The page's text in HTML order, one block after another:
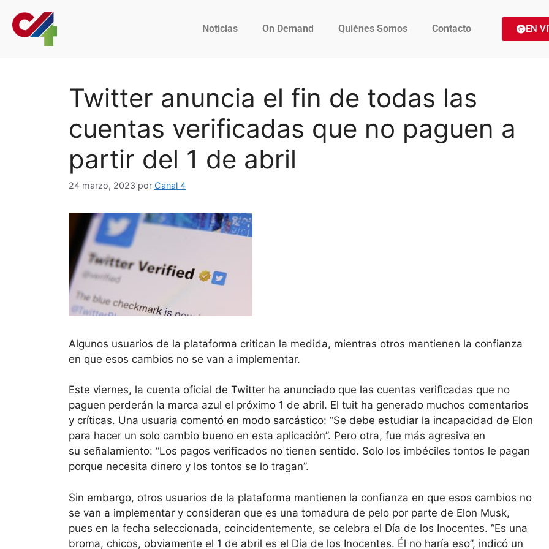
Noticias On Demand Quiénes Somos Contacto EN
Twitter anuncia el fin de todas las
cuentas verificadas que no paguen a
partir del 1 de abril
24 marzo, 2023 por Canal 4
Algunos usuarios de la plataforma critican la medida, mientras otros mantienen la confianza
en que esos cambios no se van a implementar.
Este viernes, la cuenta oficial de Twitter ha anunciado que las cuentas verificadas que no
paguen perderán la marca azul el próximo 1 de abril. El tuit ha generado muchos comentarios
y críticas. Una usuaria comentó en modo sarcástico: “Se debe estudiar la incapacidad de Elon
para hacer un solo cambio bueno en esta aplicación”. Pero otra, fue más agresiva en
su señalamiento: “Los pagos verificados no tienen sentido. Solo los imbéciles tontos le pagan
porque necesita dinero y los tontos se lo tragan”.
Sin embargo, otros usuarios de la plataforma mantienen la confianza en que esos cambios no
se van a implementar y consideran que es una tomadura de pelo por parte de Elon Musk,
pues en la fecha seleccionada, coincidentemente, se celebra el Día de los Inocentes. “Es una
broma, chicos, obviamente el 1 de abril es el Día de los Inocentes. Él no haría eso”, indicó un